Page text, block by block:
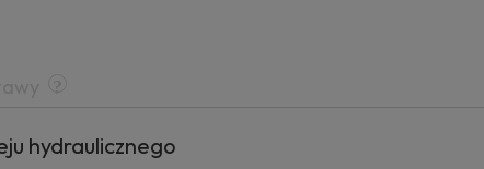
hydraulicznego